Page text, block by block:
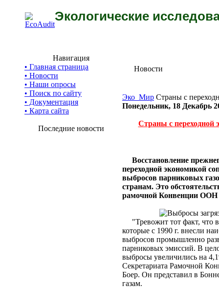
Экологические
Навигация
• Главная страница
• Новости
• Наши опросы
• Поиск по сайту
• Документация
• Карта сайта
Последние новости
Новости
Эко_Мир Страны с
Понедельник, 18 Декабрь
Страны с переходной
Восстановление
переходной экономикой
выбросов парниковых
странам. Это
рамочной Конвенции ООН
"Тревожит тот факт, что в
которые с 1990 г. внесли
выбросов промышленно
парниковых эмиссий. В
выбросы увеличились на
Секретариата Рамочной
Боер. Он представил в
газам.